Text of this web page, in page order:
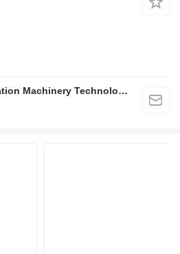
XuZhou Shenwei Foundation Machinery Technology